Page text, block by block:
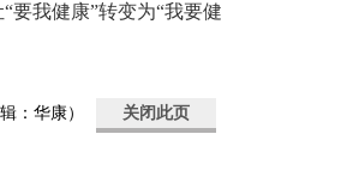
要我健康”转变为“我要健
关闭此页
：华康）